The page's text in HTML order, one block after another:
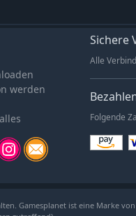
werden
Sichere
Alle
Folgende
Gamesplanet ist eine Marke von